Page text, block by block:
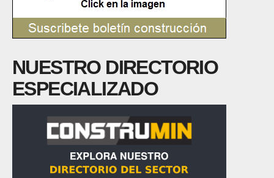
NUESTRO DIRECTORIO
ESPECIALIZADO